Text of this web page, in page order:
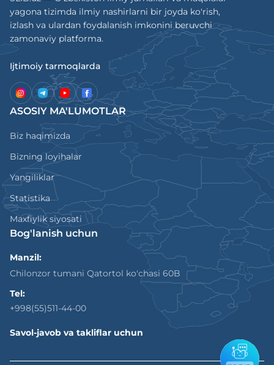
yagona tizimda ilmiy nashirlarni bir joyda ko'rish,
izlash va ulardan foydalanish imkonini beruvchi
zamonaviy platforma.
Ijtimoiy tarmoqlarda
ASOSIY MA'LUMOTLAR
Biz haqimizda
Bizning loyihalar
Yangiliklar
Statistika
Maxfiylik siyosati
Bog'lanish uchun
Manzil:
Chilonzor tumani Qatortol ko'chasi 60B
Tel:
+998(55)511-44-00
Savol-javob va takliflar uchun